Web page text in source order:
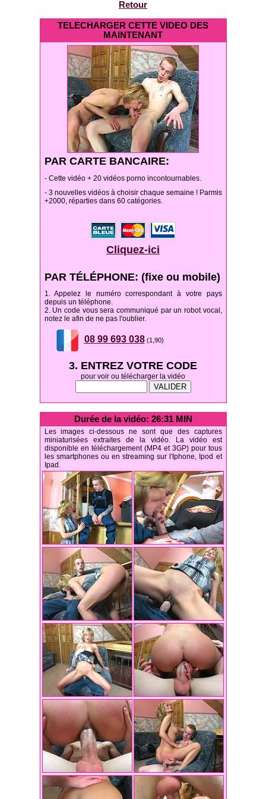
Retour
TELECHARGER CETTE VIDEO DES
MAINTENANT
PAR CARTE BANCAIRE:
- Cette vidéo + 20 vidéos porno incontournables.
- 3 nouvelles vidéos à choisir chaque semaine ! Parmis
+2000, réparties dans 60 catégories.
Cliquez-ici
PAR TÉLÉPHONE: (fixe ou mobile)
1. Appelez le numéro correspondant à votre pays
depuis un téléphone.
2. Un code vous sera communiqué par un robot vocal,
notez le afin de ne pas l'oublier.
08 99 693 038(1,90)
3. ENTREZ VOTRE CODE
pour voir ou télécharger la vidéo
Durée de la vidéo: 26:31 MIN
Les images ci-dessous ne sont que des captures
miniaturisées extraites de la vidéo. La vidéo est
disponible en téléchargement (MP4 et 3GP) pour tous
les smartphones ou en streaming sur l'Iphone, Ipod et
Ipad.